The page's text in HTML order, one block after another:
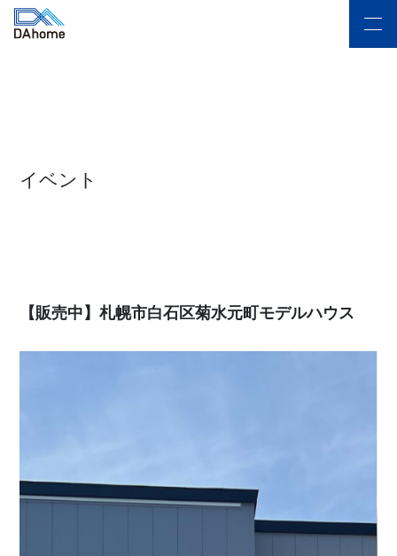
イベント
【販売中】札幌市白石区菊水元町モデルハウス